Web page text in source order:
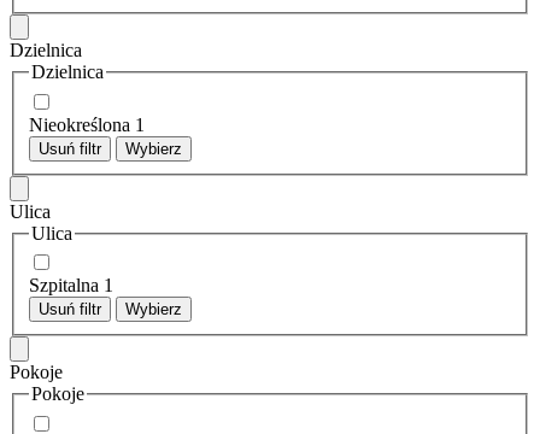
Dzielnica
Dzielnica
Nieokreślona 1
Usuń filtr Wybierz
Ulica
Ulica
Szpitalna 1
Usuń filtr Wybierz
Pokoje
Pokoje